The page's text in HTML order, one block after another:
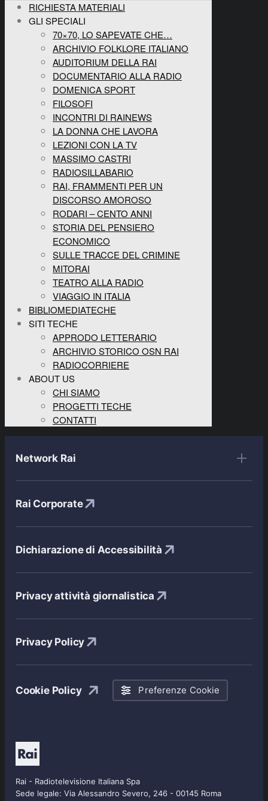
RICHIESTA MATERIALI
GLI SPECIALI
70×70, LO SAPEVATE CHE…
ARCHIVIO FOLKLORE ITALIANO
AUDITORIUM DELLA RAI
DOCUMENTARIO ALLA RADIO
DOMENICA SPORT
FILOSOFI
INCONTRI DI RAINEWS
LA DONNA CHE LAVORA
LEZIONI CON LA TV
MASSIMO CASTRI
RADIOSILLABARIO
RAI, FRAMMENTI PER UN
DISCORSO AMOROSO
RODARI – CENTO ANNI
STORIA DEL PENSIERO
ECONOMICO
SULLE TRACCE DEL CRIMINE
MITORAI
TEATRO ALLA RADIO
VIAGGIO IN ITALIA
BIBLIOMEDIATECHE
SITI TECHE
APPRODO LETTERARIO
ARCHIVIO STORICO OSN RAI
RADIOCORRIERE
ABOUT US
CHI SIAMO
PROGETTI TECHE
CONTATTI